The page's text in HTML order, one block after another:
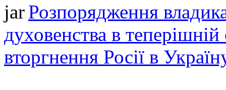
Розпорядження
духовенства в теперішній
вторгнення Росії в